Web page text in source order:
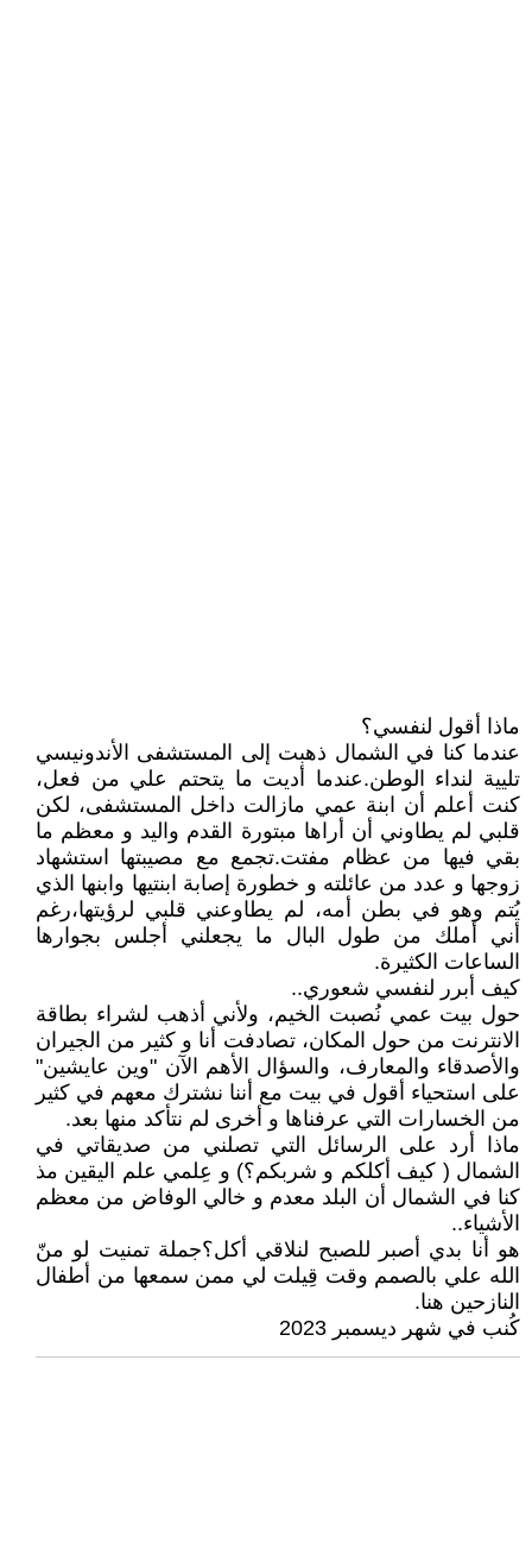
ماذا أقول لنفسي؟
عندما كنا في الشمال ذهبت إلى المستشفى الأندونيسي
تليية لنداء الوطن.عندما أديت ما يتحتم علي من فعل،
كنت أعلم أن ابنة عمي مازالت داخل المستشفى، لكن
قلبي لم يطاوني أن أراها مبتورة القدم واليد و معظم ما
بقي فيها من عظام مفتت.تجمع مع مصيبتها استشهاد
زوجها و عدد من عائلته و خطورة إصابة ابنتيها وابنها الذي
يُتم وهو في بطن أمه، لم يطاوعني قلبي لرؤيتها،رغم
أني أملك من طول البال ما يجعلني أجلس بجوارها
الساعات الكثيرة.
كيف أبرر لنفسي شعوري..
حول بيت عمي نُصبت الخيم، ولأني أذهب لشراء بطاقة
الانترنت من حول المكان، تصادفت أنا و كثير من الجيران
والأصدقاء والمعارف، والسؤال الأهم الآن "وين عايشين"
على استحياء أقول في بيت مع أننا نشترك معهم في كثير
من الخسارات التي عرفناها و أخرى لم نتأكد منها بعد.
ماذا أرد على الرسائل التي تصلني من صديقاتي في
الشمال ( كيف أكلكم و شربكم؟) و عِلمي علم اليقين مذ
كنا في الشمال أن البلد معدم و خالي الوفاض من معظم
الأشياء..
هو أنا بدي أصبر للصبح لنلاقي أكل؟جملة تمنيت لو منّ
الله علي بالصمم وقت قِيلت لي ممن سمعها من أطفال
النازحين هنا.
كُنب في شهر ديسمبر 2023